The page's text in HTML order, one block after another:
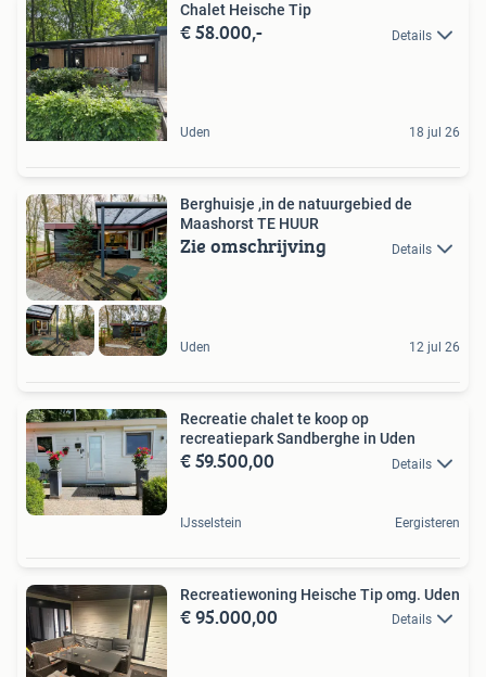
Chalet Heische Tip
€ 58.000,- Details
Uden 18 jul 26
Berghuisje ,in de natuurgebied de
Maashorst TE HUUR
Zie omschrijving Details
Uden 12 jul 26
Recreatie chalet te koop op
recreatiepark Sandberghe in Uden
€ 59.500,00 Details
IJsselstein Eergisteren
Recreatiewoning Heische Tip omg. Uden
€ 95.000,00 Details